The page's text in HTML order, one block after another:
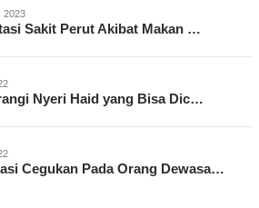
2023
Sakit Perut Akibat Makan …
Nyeri Haid yang Bisa Dic…
Cegukan Pada Orang Dewasa…